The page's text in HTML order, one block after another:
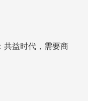
共益时代，需要商